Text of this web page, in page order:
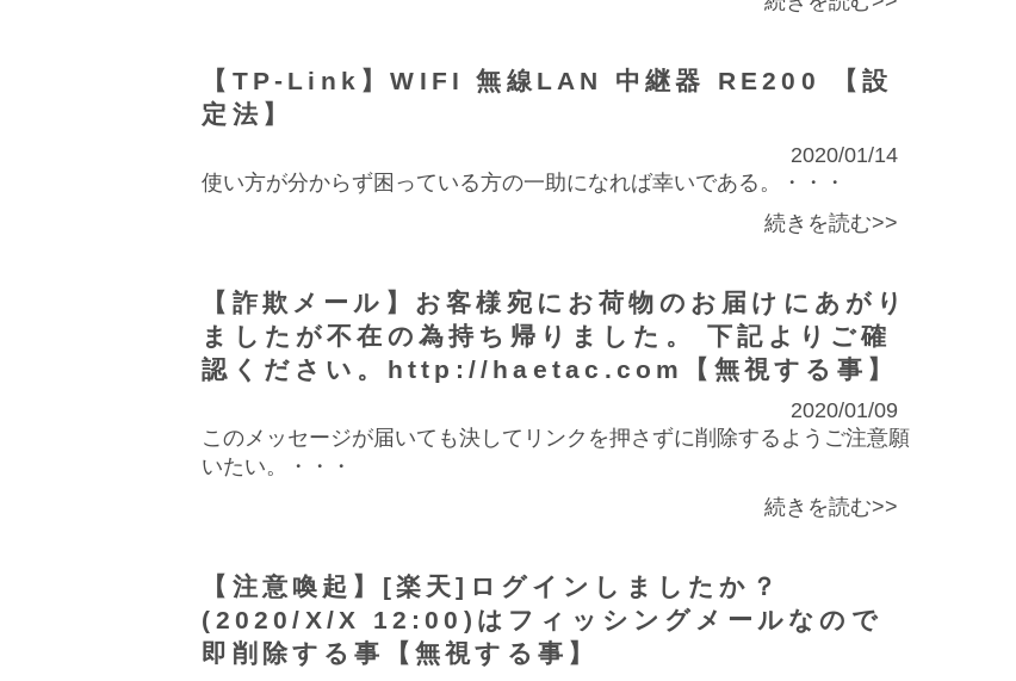
【TP-Link】WIFI 無線LAN 中継器 RE200 【設
定法】
2020/01/14
使い方が分からず困っている方の一助になれば幸いである。・・・
続きを読む>>
【詐欺メール】お客様宛にお荷物のお届けにあがり
ましたが不在の為持ち帰りました。 下記よりご確
認ください。http://haetac.com【無視する事】
2020/01/09
このメッセージが届いても決してリンクを押さずに削除するようご注意願
いたい。・・・
続きを読む>>
【注意喚起】[楽天]ログインしましたか？
(2020/X/X 12:00)はフィッシングメールなので
即削除する事【無視する事】